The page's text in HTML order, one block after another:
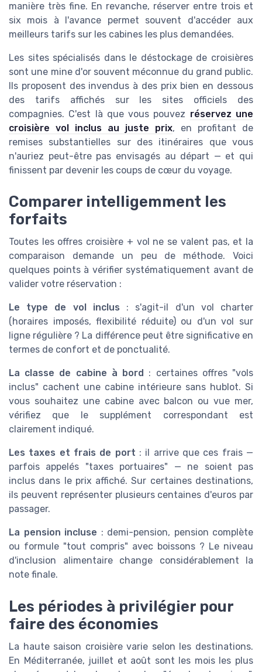
manière très fine. En revanche, réserver entre trois et
six mois à l'avance permet souvent d'accéder aux
meilleurs tarifs sur les cabines les plus demandées.
Les sites spécialisés dans le déstockage de croisières
sont une mine d'or souvent méconnue du grand public.
Ils proposent des invendus à des prix bien en dessous
des tarifs affichés sur les sites officiels des
compagnies. C'est là que vous pouvez réservez une
croisière vol inclus au juste prix, en profitant de
remises substantielles sur des itinéraires que vous
n'auriez peut-être pas envisagés au départ — et qui
finissent par devenir les coups de cœur du voyage.
Comparer intelligemment les
forfaits
Toutes les offres croisière + vol ne se valent pas, et la
comparaison demande un peu de méthode. Voici
quelques points à vérifier systématiquement avant de
valider votre réservation :
Le type de vol inclus : s'agit-il d'un vol charter
(horaires imposés, flexibilité réduite) ou d'un vol sur
ligne régulière ? La différence peut être significative en
termes de confort et de ponctualité.
La classe de cabine à bord
: certaines offres "vols
inclus" cachent une cabine intérieure sans hublot. Si
vous souhaitez une cabine avec balcon ou vue mer,
vérifiez que le supplément correspondant est
clairement indiqué.
Les taxes et frais de port : il arrive que ces frais —
parfois appelés "taxes portuaires" — ne soient pas
inclus dans le prix affiché. Sur certaines destinations,
ils peuvent représenter plusieurs centaines d'euros par
passager.
La pension incluse : demi-pension, pension complète
ou formule "tout compris" avec boissons ? Le niveau
d'inclusion alimentaire change considérablement la
note finale.
Les périodes à privilégier pour
faire des économies
La haute saison croisière varie selon les destinations.
En Méditerranée, juillet et août sont les mois les plus